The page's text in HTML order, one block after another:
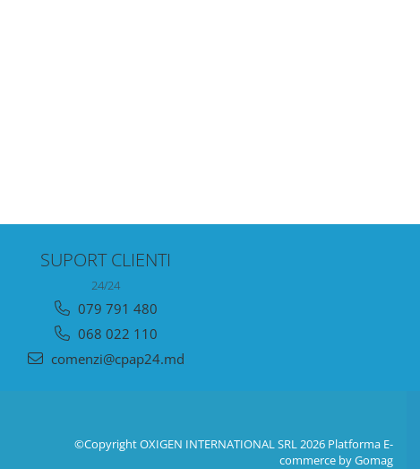
SUPORT CLIENTI
24/24
079 791 480
068 022 110
comenzi@cpap24.md
©Copyright OXIGEN INTERNATIONAL SRL 2026 Platforma E-
commerce by Gomag